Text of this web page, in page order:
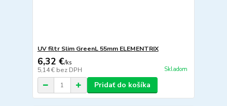
UV filtr Slim GreenL 55mm ELEMENTRIX
6,32 €/ks
5,14 € bez DPH Skladom
Pridať do košíka